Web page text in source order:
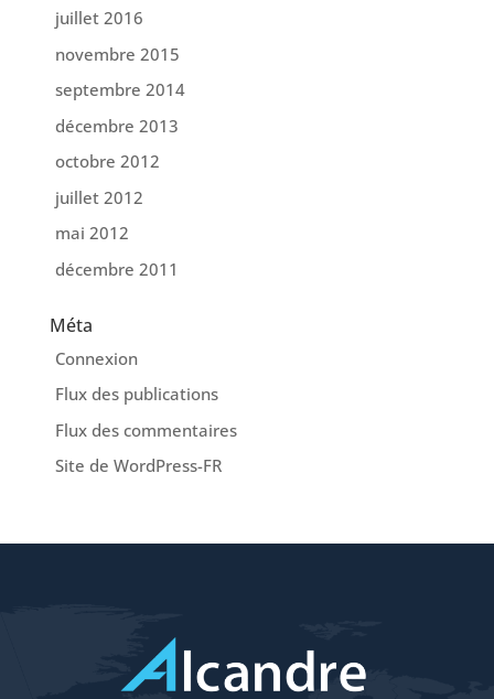
juillet 2016
novembre 2015
septembre 2014
décembre 2013
octobre 2012
juillet 2012
mai 2012
décembre 2011
Méta
Connexion
Flux des publications
Flux des commentaires
Site de WordPress-FR